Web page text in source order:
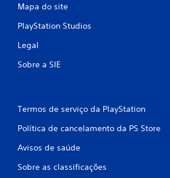
Mapa do site
PlayStation Studios
Legal
Sobre a SIE
Termos de serviço da PlayStation
Política de cancelamento da PS Store
Avisos de saúde
Sobre as classificações